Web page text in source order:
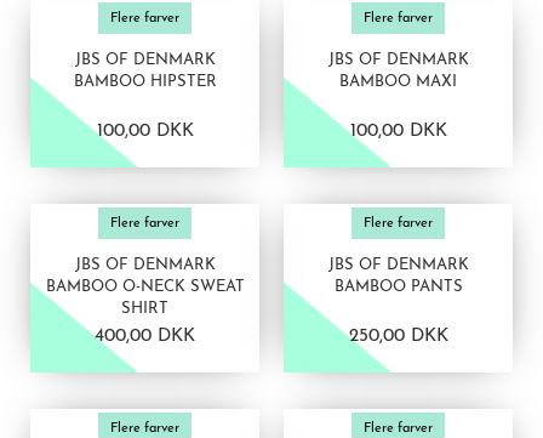
Flere farver
JBS OF DENMARK
BAMBOO HIPSTER
100,00 DKK
Flere farver
JBS OF DENMARK
BAMBOO MAXI
100,00 DKK
Flere farver
JBS OF DENMARK
BAMBOO O-NECK SWEAT
SHIRT
400,00 DKK
Flere farver
JBS OF DENMARK
BAMBOO PANTS
250,00 DKK
Flere farver Flere farver